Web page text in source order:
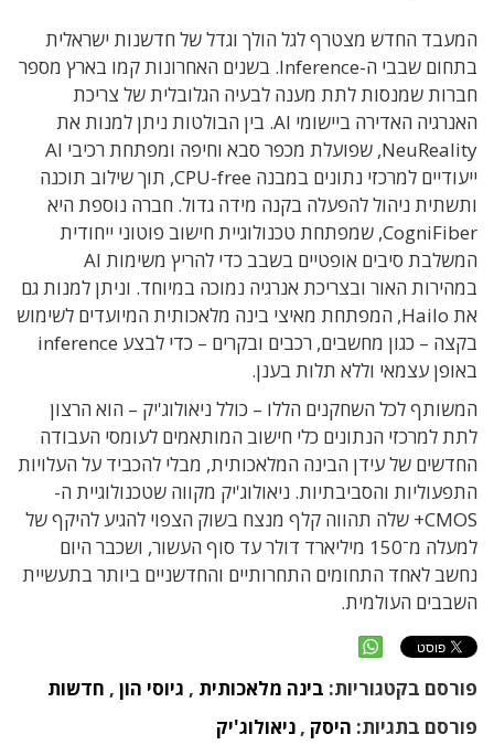
המעבד החדש מצטרף לגל הולך וגדל של חדשנות ישראלית
בתחום שבבי ה-Inference. בשנים האחרונות קמו בארץ מספר
חברות שמנסות לתת מענה לבעיה הגלובלית של צריכת
האנרגיה האדירה ביישומי AI. בין הבולטות ניתן למנות את
NeuReality, שפועלת מכפר סבא וחיפה ומפתחת רכיבי AI
ייעודיים למרכזי נתונים במבנה CPU-free, תוך שילוב תוכנה
ותשתית ניהול להפעלה בקנה מידה גדול. חברה נוספת היא
CogniFiber, שמפתחת טכנולוגיית חישוב פוטוני ייחודית
המשלבת סיבים אופטיים בשבב כדי להריץ משימות AI
במהירות האור ובצריכת אנרגיה נמוכה במיוחד. וניתן למנות גם
את Hailo, המפתחת מאיצי בינה מלאכותית המיועדים לשימוש
בקצה – כגון מחשבים, רכבים ובקרים – כדי לבצע inference
באופן עצמאי וללא תלות בענן.
המשותף לכל השחקנים הללו – כולל ניאולוג'יק – הוא הרצון
לתת למרכזי הנתונים כלי חישוב המותאמים לעומסי העבודה
החדשים של עידן הבינה המלאכותית, מבלי להכביד על העלויות
התפעוליות והסביבתיות. ניאולוג'יק מקווה שטכנולוגיית ה-
CMOS+ שלה תהווה קלף מנצח בשוק הצפוי להגיע להיקף של
למעלה מ־150 מיליארד דולר עד סוף העשור, ושכבר היום
נחשב לאחד התחומים התחרותיים והחדשניים ביותר בתעשיית
השבבים העולמית.
פורסם בקטגוריות: בינה מלאכותית , גיוסי הון , חדשות
פורסם בתגיות: היסק , ניאולוג'יק